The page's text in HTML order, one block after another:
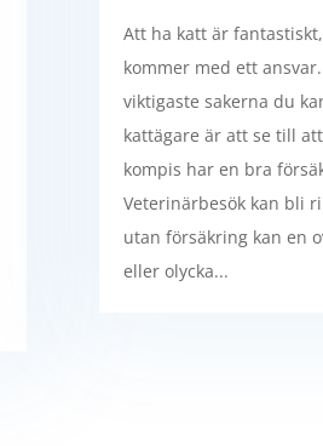
Att ha katt är
kommer med ett
viktigaste sakerna du
kattägare är att se till
kompis har en bra
Veterinärbesök kan bli
utan försäkring kan en
eller olycka...